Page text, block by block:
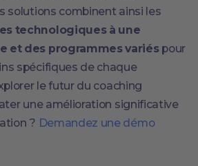
solutions combinent ainsi les
technologiques à une
et des programmes variéspour
spécifiques de chaque
le futur du coaching
une amélioration significative
? Demandez une démo